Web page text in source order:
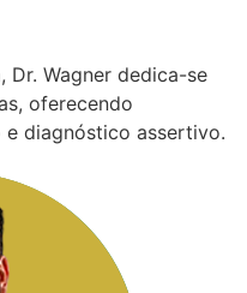
Dr. Wagner dedica-se
oferecendo
e diagnóstico assertivo.